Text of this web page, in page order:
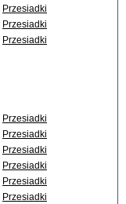
Przesiadki
Przesiadki
Przesiadki
Przesiadki
Przesiadki
Przesiadki
Przesiadki
Przesiadki
Przesiadki